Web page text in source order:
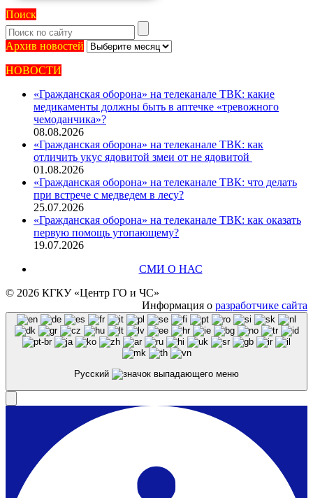
Поиск
Архив новостей
Архив
НОВОСТИ
«Гражданская оборона» на телеканале ТВК: какие
медикаменты должны быть в аптечке «тревожного
чемоданчика»?
08.08.2026
«Гражданская оборона» на телеканале ТВК: как
отличить укус ядовитой змеи от не ядовитой
01.08.2026
«Гражданская оборона» на телеканале ТВК: что делать
при встрече с медведем в лесу?
25.07.2026
«Гражданская оборона» на телеканале ТВК: как оказать
первую помощь утопающему?
19.07.2026
СМИ О НАС
© 2026 КГКУ «Центр ГО и ЧС»
Информация о разработчике сайта
Русский